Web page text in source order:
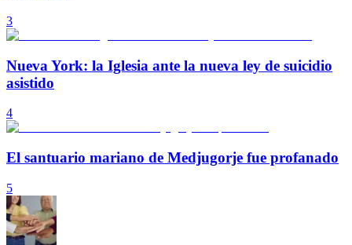
3
Nueva York: la Iglesia ante la nueva ley de suicidio
asistido
4
El santuario mariano de Medjugorje fue profanado
5